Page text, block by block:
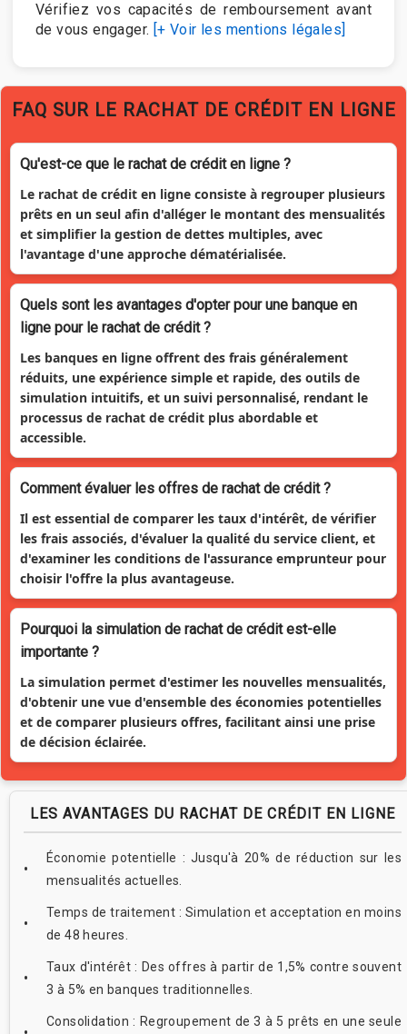
Vérifiez vos capacités de remboursement avant
de vous engager. [+ Voir les mentions légales]
FAQ SUR LE RACHAT DE CRÉDIT EN LIGNE
Qu'est-ce que le rachat de crédit en ligne ?
Le rachat de crédit en ligne consiste à regrouper plusieurs
prêts en un seul afin d'alléger le montant des mensualités
et simplifier la gestion de dettes multiples, avec
l'avantage d'une approche dématérialisée.
Quels sont les avantages d'opter pour une banque en
ligne pour le rachat de crédit ?
Les banques en ligne offrent des frais généralement
réduits, une expérience simple et rapide, des outils de
simulation intuitifs, et un suivi personnalisé, rendant le
processus de rachat de crédit plus abordable et
accessible.
Comment évaluer les offres de rachat de crédit ?
Il est essential de comparer les taux d'intérêt, de vérifier
les frais associés, d'évaluer la qualité du service client, et
d'examiner les conditions de l'assurance emprunteur pour
choisir l'offre la plus avantageuse.
Pourquoi la simulation de rachat de crédit est-elle
importante ?
La simulation permet d'estimer les nouvelles mensualités,
d'obtenir une vue d'ensemble des économies potentielles
et de comparer plusieurs offres, facilitant ainsi une prise
de décision éclairée.
LES AVANTAGES DU RACHAT DE CRÉDIT EN LIGNE
Économie potentielle : Jusqu'à 20% de réduction sur les
mensualités actuelles.
Temps de traitement : Simulation et acceptation en moins
de 48 heures.
Taux d'intérêt : Des offres à partir de 1,5% contre souvent
3 à 5% en banques traditionnelles.
Consolidation : Regroupement de 3 à 5 prêts en une seule